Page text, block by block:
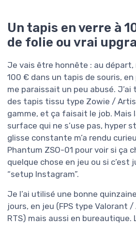
Un tapis en verre à
de folie ou vrai
Je vais être honnête : au
100 € dans un tapis de souris, en
me paraissait un peu abusé.
des tapis tissu type Zowie /
gamme, et ça faisait le job. Mais
surface qui ne s’use pas, hyper
glisse constante m’a rendu
Phantum ZSO-01 pour voir si ça
quelque chose en jeu ou si c’est
“setup Instagram”.
Je l’ai utilisé une bonne
jours, en jeu (FPS type Valorant /
RTS) mais aussi en